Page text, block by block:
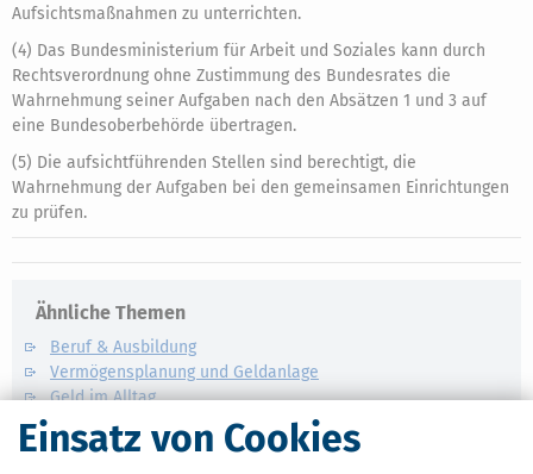
Einsatz von Cookies
Aufsichtsmaßnahmen zu unterrichten.
(4) Das Bundesministerium für Arbeit und Soziales kann durch
Rechtsverordnung ohne Zustimmung des Bundesrates die
Wahrnehmung seiner Aufgaben nach den Absätzen 1 und 3 auf
eine Bundesoberbehörde übertragen.
(5) Die aufsichtführenden Stellen sind berechtigt, die
Wahrnehmung der Aufgaben bei den gemeinsamen Einrichtungen
zu prüfen.
Ähnliche Themen
Beruf & Ausbildung
Vermögensplanung und Geldanlage
Geld im Alltag
Verwandte Lexikon-Begriffe